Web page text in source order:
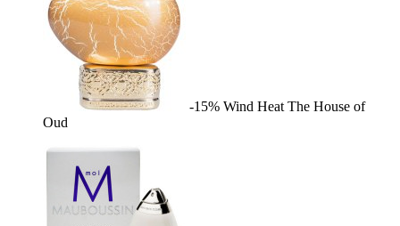
-15% Wind Heat The House of
Oud